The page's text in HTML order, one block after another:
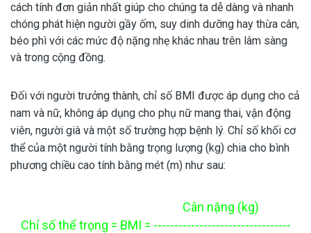
cách tính đơn giản nhất giúp cho chúng ta dễ dàng và nhanh
chóng phát hiện người gầy ốm, suy dinh dưỡng hay thừa cân,
béo phì với các mức độ nặng nhẹ khác nhau trên lâm sàng
và trong cộng đồng.
Đối với người trưởng thành, chỉ số BMI được áp dụng cho cả
nam và nữ, không áp dụng cho phụ nữ mang thai, vận động
viên, người già và một số trường hợp bệnh lý. Chỉ số khối cơ
thể của một người tính bằng trọng lượng (kg) chia cho bình
phương chiều cao tính bằng mét (m) như sau:
Cân nặng (kg)
Chỉ số thể trọng = BMI = ---------------------------------